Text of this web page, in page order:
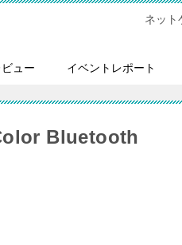
ネット
ュー イベントレポート
Bluetooth